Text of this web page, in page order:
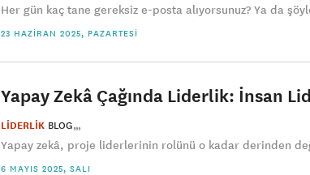
Her gün kaç tane gereksiz e-posta alıyorsunuz? Ya da
23 HAZIRAN 2025, PAZARTESI
Yapay Zekâ Çağında Liderlik: İnsan
LİDERLİK BLOG
Yapay zekâ, proje liderlerinin rolünü o kadar derinden
6 MAYIS 2025, SALI